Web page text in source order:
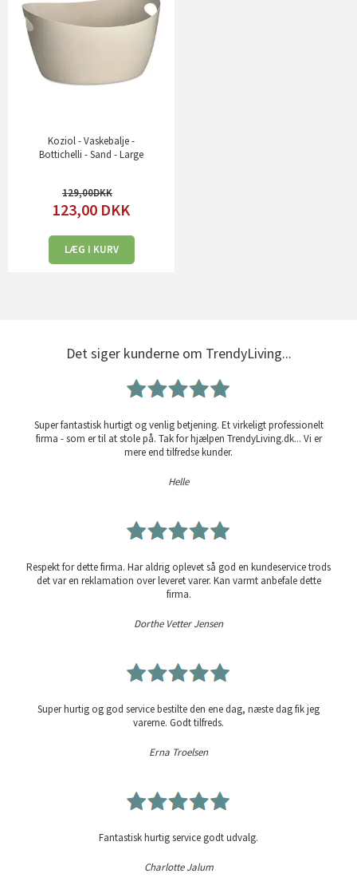
Koziol - Vaskebalje -
Bottichelli - Sand - Large
129,00
123,00 DKK
LÆG I KURV
Det siger kunderne om TrendyLiving...
Super fantastisk hurtigt og venlig betjening. Et virkeligt professionelt
firma - som er til at stole på. Tak for hjælpen TrendyLiving.dk... Vi er
mere end tilfredse kunder.
Helle
Respekt for dette firma. Har aldrig oplevet så god en kundeservice trods
det var en reklamation over leveret varer. Kan varmt anbefale dette
firma.
Dorthe Vetter Jensen
Super hurtig og god service bestilte den ene dag, næste dag fik jeg
varerne. Godt tilfreds.
Erna Troelsen
Fantastisk hurtig service godt udvalg.
Charlotte Jalum